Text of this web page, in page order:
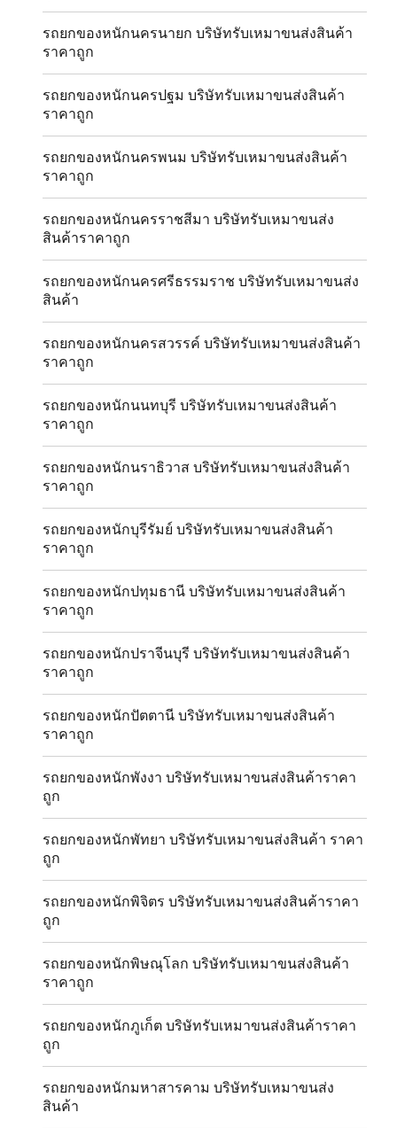
รถยกของหนักนครนายก บริษัทรับเหมาขนส่งสินค้า
ราคาถูก
รถยกของหนักนครปฐม บริษัทรับเหมาขนส่งสินค้า
ราคาถูก
รถยกของหนักนครพนม บริษัทรับเหมาขนส่งสินค้า
ราคาถูก
รถยกของหนักนครราชสีมา บริษัทรับเหมาขนส่ง
สินค้าราคาถูก
รถยกของหนักนครศรีธรรมราช บริษัทรับเหมาขนส่ง
สินค้า
รถยกของหนักนครสวรรค์ บริษัทรับเหมาขนส่งสินค้า
ราคาถูก
รถยกของหนักนนทบุรี บริษัทรับเหมาขนส่งสินค้า
ราคาถูก
รถยกของหนักนราธิวาส บริษัทรับเหมาขนส่งสินค้า
ราคาถูก
รถยกของหนักบุรีรัมย์ บริษัทรับเหมาขนส่งสินค้า
ราคาถูก
รถยกของหนักปทุมธานี บริษัทรับเหมาขนส่งสินค้า
ราคาถูก
รถยกของหนักปราจีนบุรี บริษัทรับเหมาขนส่งสินค้า
ราคาถูก
รถยกของหนักปัตตานี บริษัทรับเหมาขนส่งสินค้า
ราคาถูก
รถยกของหนักพังงา บริษัทรับเหมาขนส่งสินค้าราคา
ถูก
รถยกของหนักพัทยา บริษัทรับเหมาขนส่งสินค้า ราคา
ถูก
รถยกของหนักพิจิตร บริษัทรับเหมาขนส่งสินค้าราคา
ถูก
รถยกของหนักพิษณุโลก บริษัทรับเหมาขนส่งสินค้า
ราคาถูก
รถยกของหนักภูเก็ต บริษัทรับเหมาขนส่งสินค้าราคา
ถูก
รถยกของหนักมหาสารคาม บริษัทรับเหมาขนส่ง
สินค้า